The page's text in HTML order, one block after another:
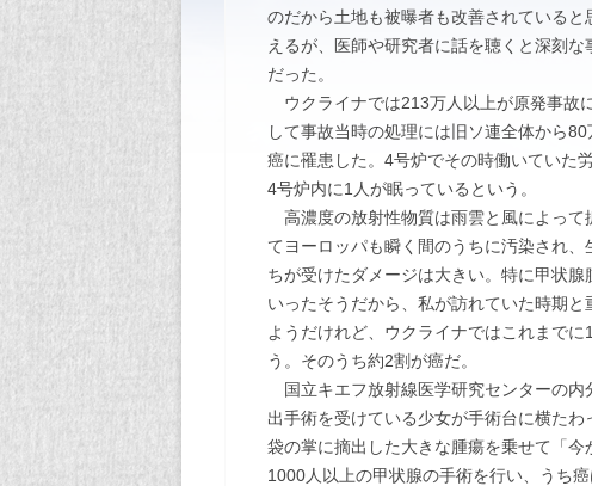
のだから土地も被曝者も改善されている
えるが、医師や研究者に話を聴くと深刻
だった。
ウクライナでは213万人以上が原発事故
して事故当時の処理には旧ソ連全体から
癌に罹患した。4号炉でその時働いていた
4号炉内に1人が眠っているという。
高濃度の放射性物質は雨雲と風によって
てヨーロッパも瞬く間のうちに汚染され
ちが受けたダメージは大きい。特に甲状
いったそうだから、私が訪れていた時期
ようだけれど、ウクライナではこれまで
う。そのうち約2割が癌だ。
国立キエフ放射線医学研究センターの内
出手術を受けている少女が手術台に横た
袋の掌に摘出した大きな腫瘍を乗せて「
1000人以上の甲状腺の手術を行い、うち癌